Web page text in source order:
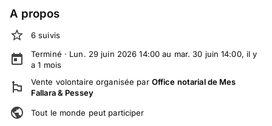
A propos
6 suivis
Terminé · Lun. 29 juin 2026 14:00 au mar. 30 juin 14:00, il y
a1 mois
Vente volontaire organisée par Office notarial de Mes
Fallara & Pessey
Tout le monde peut participer